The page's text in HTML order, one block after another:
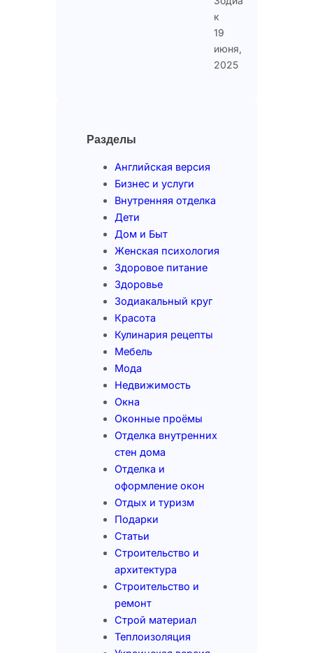
к
19
июня,
2025
Разделы
Английская версия
Бизнес и услуги
Внутренняя отделка
Дети
Дом и Быт
Женская психология
Здоровое питание
Здоровье
Зодиакальный круг
Красота
Кулинария рецепты
Мебель
Мода
Недвижимость
Окна
Оконные проёмы
Отделка внутренних
стен дома
Отделка и
оформление окон
Отдых и туризм
Подарки
Статьи
Строительство и
архитектура
Строительство и
ремонт
Строй материал
Теплоизоляция